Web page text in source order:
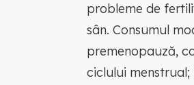
probleme de
sân. Consumul
premenopauză,
ciclului